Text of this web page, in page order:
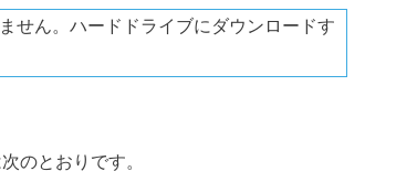
せん。ハードドライブにダウンロードす
のとおりです。